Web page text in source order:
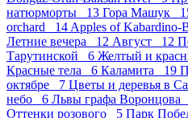
натюрморты 13 Гора Машук
orchard 14 Apples of
Летние вечера 12 Август 12
Тарутинской 6 Желтый и
Красные тела 6 Каламита 19
октябре 7 Цветы и деревья в
небо 6 Львы графа
Оттенки розового 5 Парк